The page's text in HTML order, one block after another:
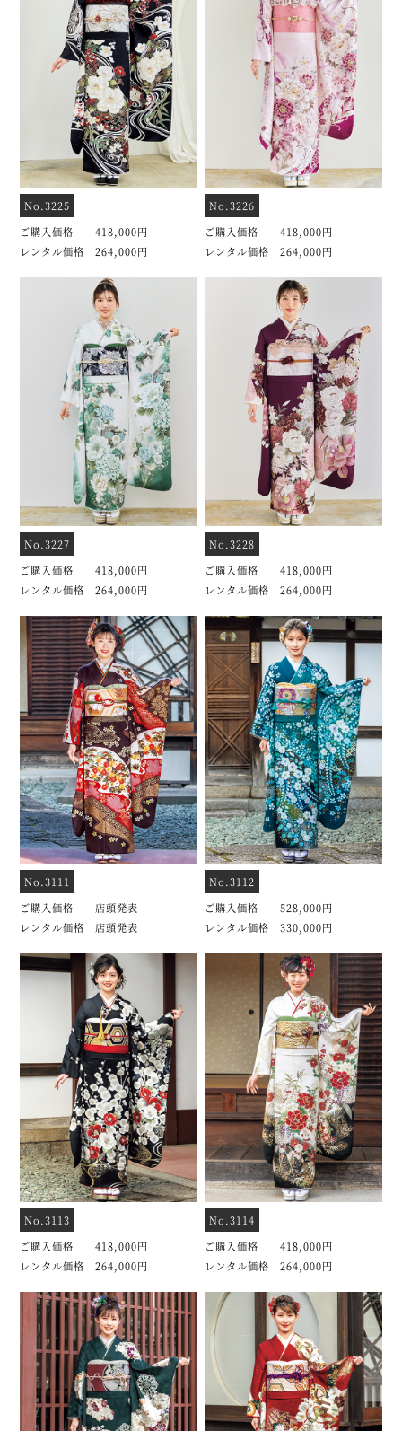
No.3225
ご購入価格 418,000円
レンタル価格 264,000円
No.3226
ご購入価格 418,000円
レンタル価格 264,000円
No.3227
ご購入価格 418,000円
レンタル価格 264,000円
No.3228
ご購入価格 418,000円
レンタル価格 264,000円
No.3111
ご購入価格 店頭発表
レンタル価格 店頭発表
No.3112
ご購入価格 528,000円
レンタル価格 330,000円
No.3113
ご購入価格 418,000円
レンタル価格 264,000円
No.3114
ご購入価格 418,000円
レンタル価格 264,000円